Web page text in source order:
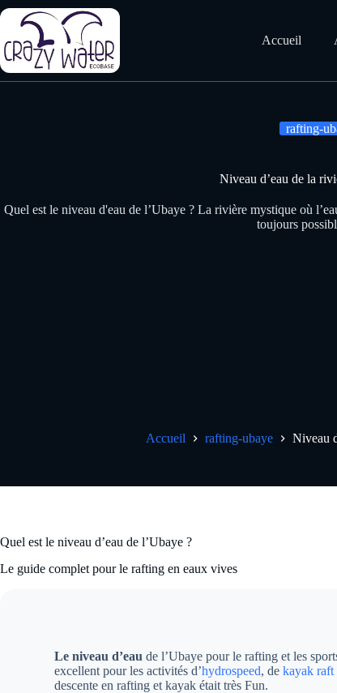
Passer
au
contenu
Accueil
rafting-
Niveau d’eau de la
Quel est le niveau d'eau de l’Ubaye ? La rivière mystique où
toujours
Accueil rafting-ubaye Niveau
Quel est le niveau d’eau de l’Ubaye ?
Le guide complet pour le rafting en eaux vives
Le niveau d’eau de l’Ubaye pour le rafting et les
excellent pour les activités d’hydrospeed, dekayak raft
descente en rafting et kayak était très Fun.